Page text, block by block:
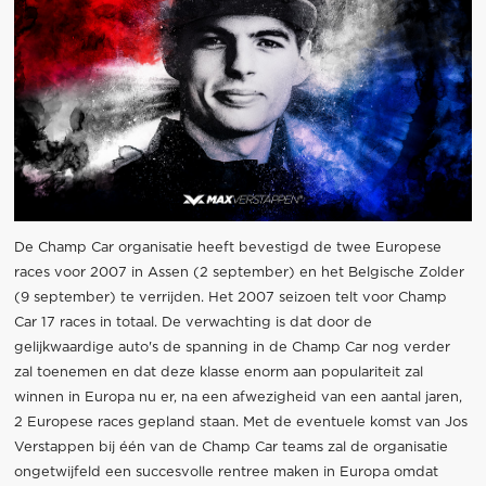
De Champ Car organisatie heeft bevestigd de twee Europese
races voor 2007 in Assen (2 september) en het Belgische Zolder
(9 september) te verrijden. Het 2007 seizoen telt voor Champ
Car 17 races in totaal. De verwachting is dat door de
gelijkwaardige auto's de spanning in de Champ Car nog verder
zal toenemen en dat deze klasse enorm aan populariteit zal
winnen in Europa nu er, na een afwezigheid van een aantal jaren,
2 Europese races gepland staan. Met de eventuele komst van Jos
Verstappen bij één van de Champ Car teams zal de organisatie
ongetwijfeld een succesvolle rentree maken in Europa omdat